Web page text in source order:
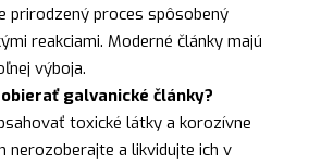
prirodzený proces spôsobený
reakciami. Moderné články majú
výboja.
galvanické články?
toxické látky a korozívne
nerozoberajte a likvidujte ich v